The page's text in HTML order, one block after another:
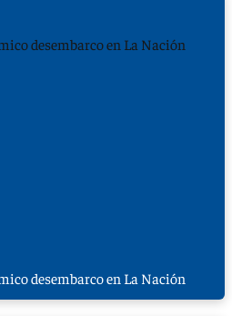
desembarco en La Nación